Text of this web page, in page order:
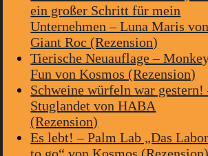
ein großer Schritt für mein
Unternehmen – Luna Maris von
Giant Roc (Rezension)
Tierische Neuauflage –
Fun von Kosmos (Rezension)
Schweine würfeln war gestern!
Stuglandet von HABA
(Rezension)
Es lebt! – Palm Lab „Das Labor